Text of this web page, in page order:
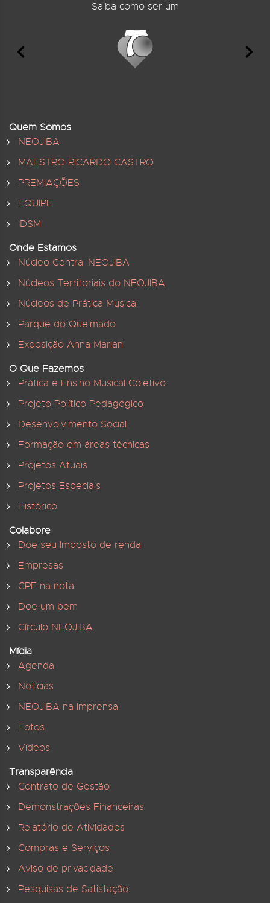
Saiba como ser um
Quem Somos
NEOJIBA
MAESTRO RICARDO CASTRO
PREMIAÇÕES
EQUIPE
IDSM
Onde Estamos
Núcleo Central NEOJIBA
Núcleos Territoriais do NEOJIBA
Núcleos de Prática Musical
Parque do Queimado
Exposição Anna Mariani
O Que Fazemos
Prática e Ensino Musical Coletivo
Projeto Político Pedagógico
Desenvolvimento Social
Formação em áreas técnicas
Projetos Atuais
Projetos Especiais
Histórico
Colabore
Doe seu Imposto de renda
Empresas
CPF na nota
Doe um bem
Círculo NEOJIBA
Mídia
Agenda
Notícias
NEOJIBA na imprensa
Fotos
Vídeos
Transparência
Contrato de Gestão
Demonstrações Financeiras
Relatório de Atividades
Compras e Serviços
Aviso de privacidade
Pesquisas de Satisfação